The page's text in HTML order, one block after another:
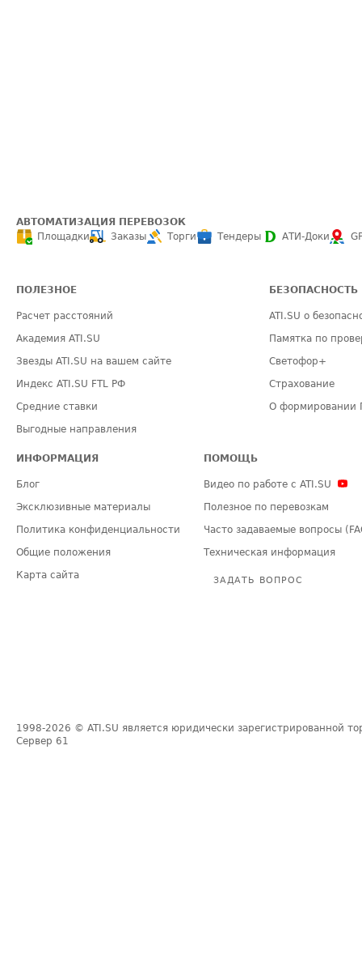
АВТОМАТИЗАЦИЯ ПЕРЕВОЗОК
Площадки
Заказы Торги Тендеры АТИ-Доки
ПОЛЕЗНОЕ
Расчет расстояний
Академия ATI.SU
Звезды ATI.SU на вашем сайте
Индекс ATI.SU FTL РФ
Средние ставки
Выгодные направления
БЕЗОПАСНОСТЬ
ATI.SU о
Памятка по
Светофор+
Страхование
О формировании
ИНФОРМАЦИЯ
Блог
Эксклюзивные материалы
Политика конфиденциальности
Общие положения
Карта сайта
ПОМОЩЬ
Видео по работе с ATI.SU
Полезное по перевозкам
Часто задаваемые вопросы
Техническая информация
ЗАДАТЬ ВОПРОС
1998-2026 © ATI.SU является юридически зарегистрированной
Сервер 61